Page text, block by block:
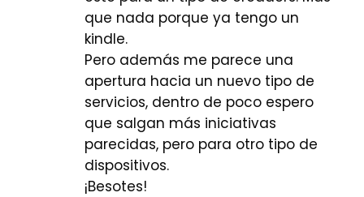
que nada porque ya tengo un
kindle.
Pero además me parece una
apertura hacia un nuevo tipo de
servicios, dentro de poco espero
que salgan más iniciativas
parecidas, pero para otro tipo de
dispositivos.
¡Besotes!